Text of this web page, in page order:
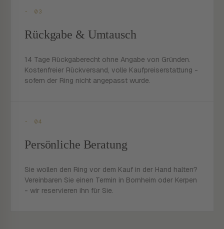
- 03
Rückgabe & Umtausch
14 Tage Rückgaberecht ohne Angabe von Gründen.
Kostenfreier Rückversand, volle Kaufpreiserstattung -
sofern der Ring nicht angepasst wurde.
- 04
Persönliche Beratung
Sie wollen den Ring vor dem Kauf in der Hand halten?
Vereinbaren Sie einen Termin in Bornheim oder Kerpen
- wir reservieren ihn für Sie.